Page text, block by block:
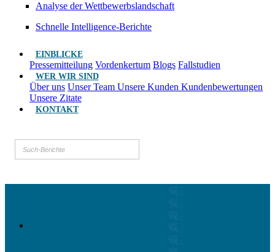
Analyse der Wettbewerbslandschaft
Schnelle Intelligence-Berichte
EINBLICKE
Pressemitteilung Vordenkertum Blogs Fallstudien
WER WIR SIND
Über uns Unser Team Unsere Kunden Kundenbewertungen
Unsere Zitate
KONTAKT